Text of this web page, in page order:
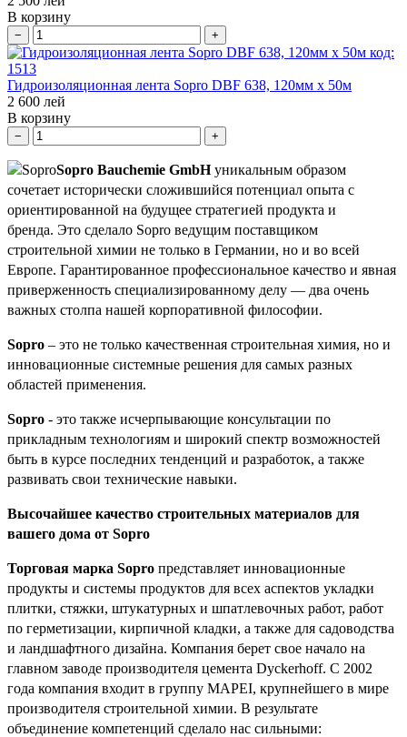
В корзину
− +
код:
1513
Гидроизоляционная лента Sopro DBF 638, 120мм x 50м
2 600 лей
В корзину
− +
Sopro Bauchemie GmbHуникальным образом
сочетает исторически сложившийся потенциал опыта с
ориентированной на будущее стратегией продукта и
бренда. Это сделало Sopro ведущим поставщиком
строительной химии не только в Германии, но и во всей
Европе. Гарантированное профессиональное качество и явная
приверженность специализированному делу — два очень
важных столпа нашей корпоративной философии.
Sopro – это не только качественная строительная химия, но и
инновационные системные решения для самых разных
областей применения.
Sopro - это также исчерпывающие консультации по
прикладным технологиям и широкий спектр возможностей
быть в курсе последних тенденций и разработок, а также
развивать свои технические навыки.
Высочайшее качество строительных материалов для
вашего дома от Sopro
Торговая марка Sopro представляет инновационные
продукты и системы продуктов для всех аспектов укладки
плитки, стяжки, штукатурных и шпатлевочных работ, работ
по герметизации, кирпичной кладки, а также для садоводства
и ландшафтного дизайна. Компания берет свое начало на
главном заводе производителя цемента Dyckerhoff. С 2002
года компания входит в группу MAPEI, крупнейшего в мире
производителя строительной химии. В результате
объединение компетенций сделало нас сильными: